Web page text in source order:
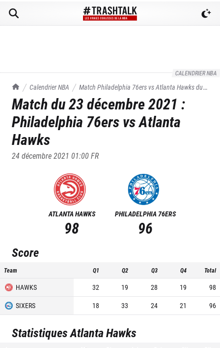
CALENDRIER NBA
TrashTalk Actu NBA
Calendrier NBA Match Philadelphia 76ers vsAtlanta Hawksdu
23/12/2021
Match du23 décembre 2021 :
Philadelphia 76ers vsAtlanta
Hawks
24 décembre 2021 01:00FR
ATLANTA HAWKS
98
PHILADELPHIA 76ERS
96
Score
Team Q1 Q2 Q3 Q4 Total
HAWKS 32 19 28 19
98
SIXERS
18 33 24 21 96
StatistiquesAtlanta Hawks